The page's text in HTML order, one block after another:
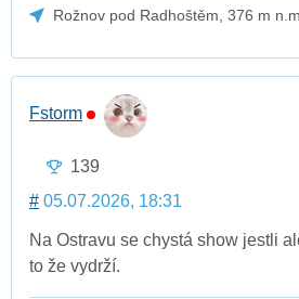
Rožnov pod Radhoštěm, 376 m n.m.
Fstorm
139
# 05.07.2026, 18:31
Na Ostravu se chystá show jestli
to že vydrží.